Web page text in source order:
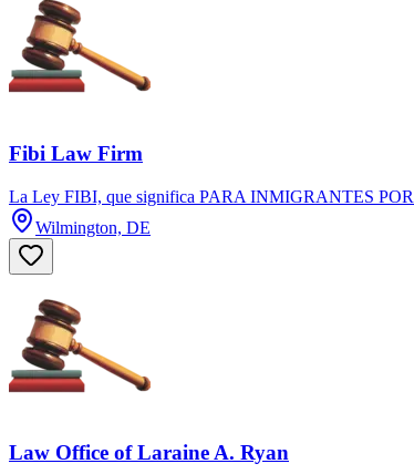
Fibi Law Firm
La Ley FIBI, que significa PARA INMIGRANTES POR
Wilmington, DE
Law Office of Laraine A. Ryan